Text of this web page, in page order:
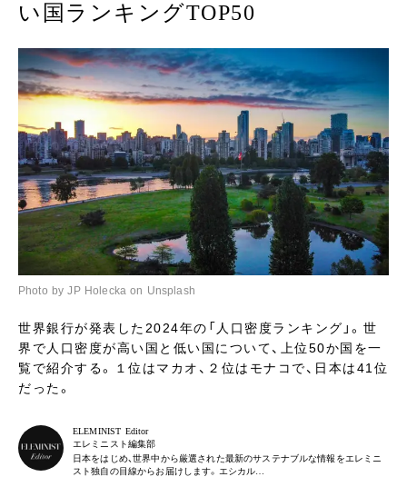
い国ランキングTOP50
Photo by JP Holecka on Unsplash
世界銀行が発表した2024年の「人口密度ランキング」。世
界で人口密度が高い国と低い国について、上位50か国を一
覧で紹介する。１位はマカオ、２位はモナコで、日本は41位
だった。
ELEMINIST Editor
エレミニスト編集部
日本をはじめ、世界中から厳選された最新のサステナブルな情報をエレミニ
スト独自の目線からお届けします。エシカル…